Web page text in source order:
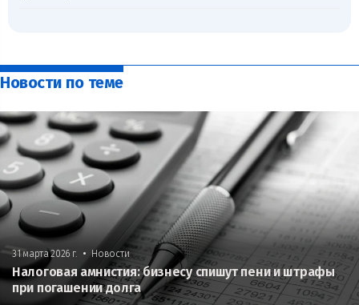
Новости по теме
31 марта 2026 г. • Новости
Налоговая амнистия: бизнесу спишут пени и штрафы
при погашении долга